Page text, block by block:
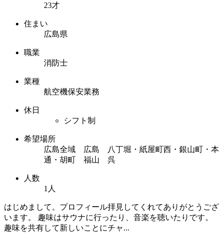
23才
住まい
広島県
職業
消防士
業種
航空機保安業務
休日
シフト制
希望場所
広島全域 広島 八丁堀・紙屋町西・銀山町・本
通・胡町 福山 呉
人数
1人
はじめまして。プロフィール拝見してくれてありがとうござ
います。 趣味はサウナに行ったり、音楽を聴いたりです。
趣味を共有して新しいことにチャ...